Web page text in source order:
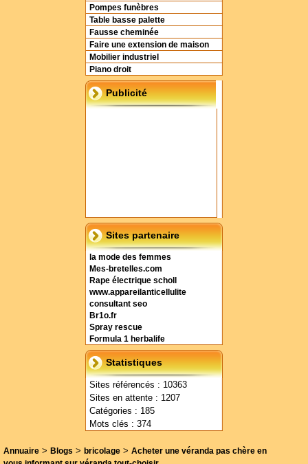
Pompes funèbres
Table basse palette
Fausse cheminée
Faire une extension de maison
Mobilier industriel
Piano droit
Publicité
Sites partenaire
la mode des femmes
Mes-bretelles.com
Rape électrique scholl
www.appareilanticellulite
consultant seo
Br1o.fr
Spray rescue
Formula 1 herbalife
Statistiques
Sites référencés : 10363
Sites en attente : 1207
Catégories : 185
Mots clés : 374
Annuaire > Blogs > bricolage > Acheter une véranda pas chère en